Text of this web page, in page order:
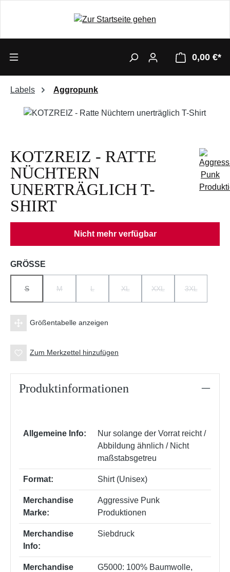
0,00 €*
Labels Aggropunk
Bildergalerie überspringen
KOTZREIZ - RATTE
NÜCHTERN
UNERTRÄGLICH T-
SHIRT
Nicht mehr verfügbar
GRÖSSE
S M L XL XXL 3XL
Größentabelle anzeigen
Zum Merkzettel hinzufügen
Produktinformationen
Allgemeine Info:
Nur solange der Vorrat reicht /
Abbildung ähnlich / Nicht
maßstabsgetreu
Format: Shirt (Unisex)
Merchandise
Marke:
Aggressive Punk
Produktionen
Merchandise
Info:
Siebdruck
Merchandise
G5000: 100% Baumwolle,